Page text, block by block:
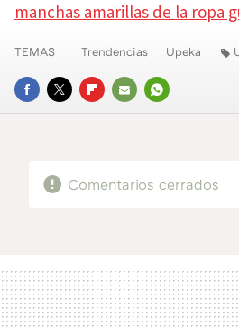
manchas amarillas de la ropa
FACEBOOK
TWITTERFLIPBOARD
E-
WHATSAPP
TEMAS Trendencias Upeka
Comentarios cerrados